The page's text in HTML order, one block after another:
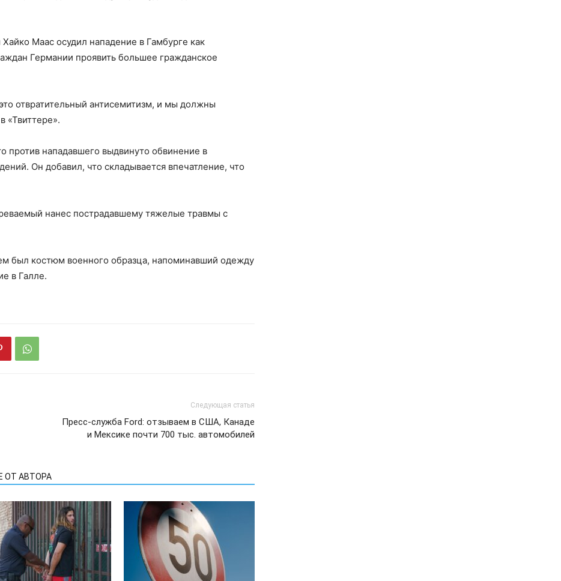
Маас осудил нападение в Гамбурге как
Германии проявить большее гражданское
отвратительный антисемитизм, и мы должны
«Твиттере».
против нападавшего выдвинуто обвинение в
Он добавил, что складывается впечатление, что
нанес пострадавшему тяжелые травмы с
был костюм военного образца, напоминавший одежду
в Галле.
Следующая статья
Пресс-служба Ford: отзываем в США, Канаде
и Мексике почти 700 тыс. автомобилей
ОТ АВТОРА